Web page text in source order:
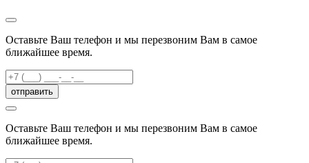
Оставьте Ваш телефон и мы перезвоним Вам в самое
ближайшее время.
отправить
Оставьте Ваш телефон и мы перезвоним Вам в самое
ближайшее время.